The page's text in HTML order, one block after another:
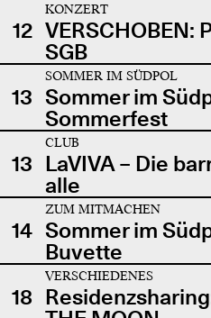
12
KONZERT
VERSCHOBEN:
SGB
13
SOMMER IM SÜDPOL
Sommer im
Sommerfest
13
CLUB
LaVIVA – Die
alle
14
ZUM MITMACHEN
Sommer im
Buvette
18
VERSCHIEDENES